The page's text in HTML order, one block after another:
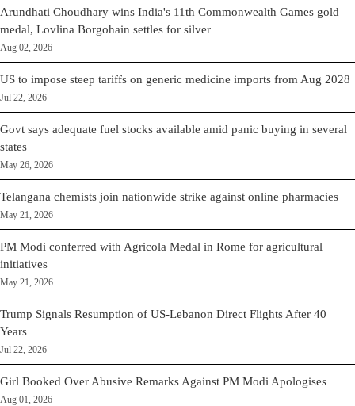
Arundhati Choudhary wins India's 11th Commonwealth Games gold
medal, Lovlina Borgohain settles for silver
Aug 02, 2026
US to impose steep tariffs on generic medicine imports from Aug 2028
Jul 22, 2026
Govt says adequate fuel stocks available amid panic buying in several
states
May 26, 2026
Telangana chemists join nationwide strike against online pharmacies
May 21, 2026
PM Modi conferred with Agricola Medal in Rome for agricultural
initiatives
May 21, 2026
Trump Signals Resumption of US-Lebanon Direct Flights After 40
Years
Jul 22, 2026
Girl Booked Over Abusive Remarks Against PM Modi Apologises
Aug 01, 2026